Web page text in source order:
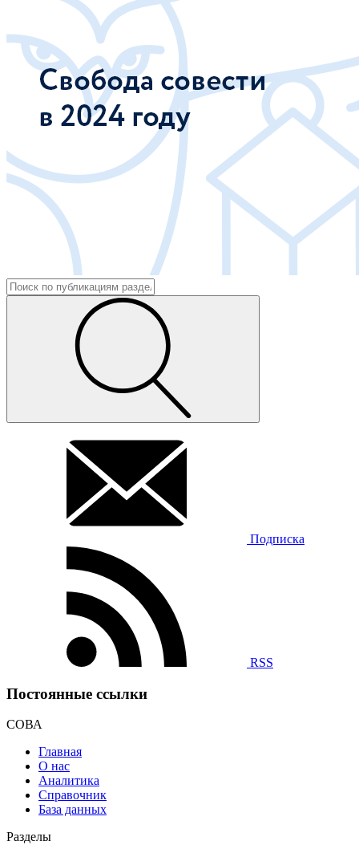
Подписка
RSS
Постоянные ссылки
СОВА
Главная
О нас
Аналитика
Справочник
База данных
Разделы